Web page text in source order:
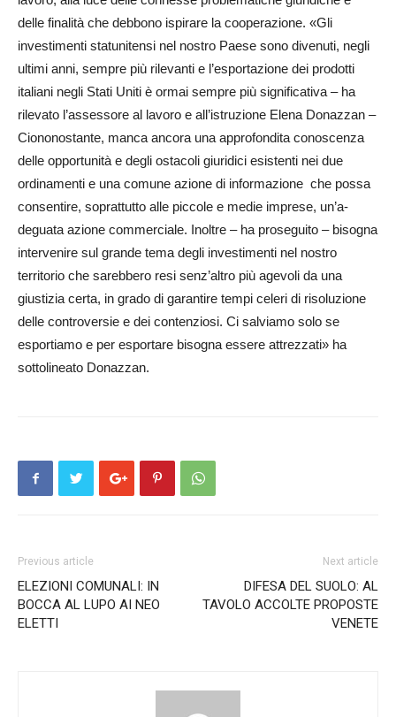
delle finalità che debbono ispirare la cooperazione. «Gli
investimenti statunitensi nel nostro Paese sono divenuti, negli
ultimi anni, sempre più rilevanti e l’esportazione dei prodotti
italiani negli Stati Uniti è ormai sempre più significativa – ha
rilevato l’assessore al lavoro e all’istruzione Ele­na Donazzan –
Ciononostan­te, manca ancora una approfondita conoscenza
delle opportunità e degli ostacoli giuridici esistenti nei due
ordinamenti e una comune azione di informazione che possa
consentire, soprattutto alle piccole e medie imprese, un’a­
deguata azione commerciale. Inoltre – ha proseguito – bisogna
intervenire sul grande tema degli investimenti nel nostro
territorio che sarebbero resi senz’altro più agevoli da una
giustizia certa, in grado di garantire tempi celeri di risoluzione
delle controversie e dei contenziosi. Ci salviamo solo se
esportiamo e per esportare bisogna essere attrezzati» ha
sottolineato Donazzan.
Previous article
ELEZIONI COMUNALI: IN
BOCCA AL LUPO AI NEO
ELETTI
Next article
DIFESA DEL SUOLO: AL
TAVOLO ACCOLTE PROPOSTE
VENETE